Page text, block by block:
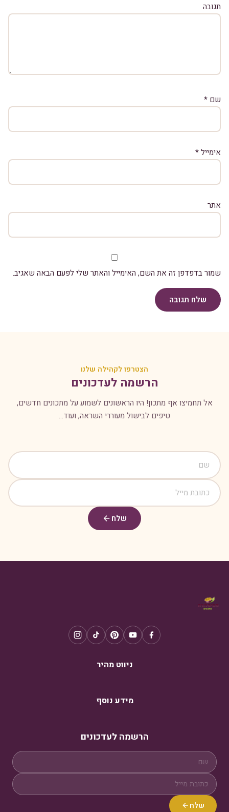
תגובה
שם *
אימייל*
אתר
שמור בדפדפן זה את השם, האימייל והאתר שלי לפעם הבאה שאגיב.
שלח תגובה
הצטרפו לקהילה שלנו
הרשמה לעדכונים
אל תחמיצו אף מתכון! היו הראשונים לשמוע על מתכונים חדשים,
טיפים לבישול מעוררי השראה, ועוד...
שלח
ניווט מהיר
מידע נוסף
הרשמה לעדכונים
שלח